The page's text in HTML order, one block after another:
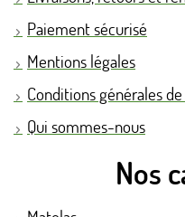
Paiement sécurisé
Mentions légales
Conditions générales
Qui sommes-nous
Nos